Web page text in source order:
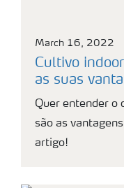
March 16, 2022
Cultivo
as suas
Quer entender o
são as
artigo!